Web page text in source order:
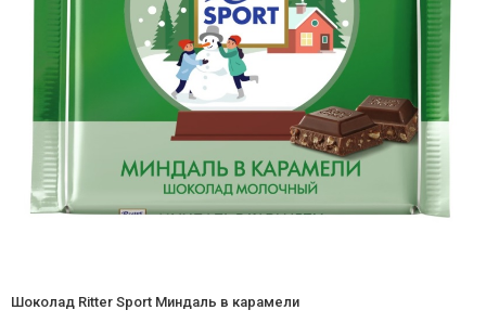
Шоколад Ritter Sport Миндаль в карамели